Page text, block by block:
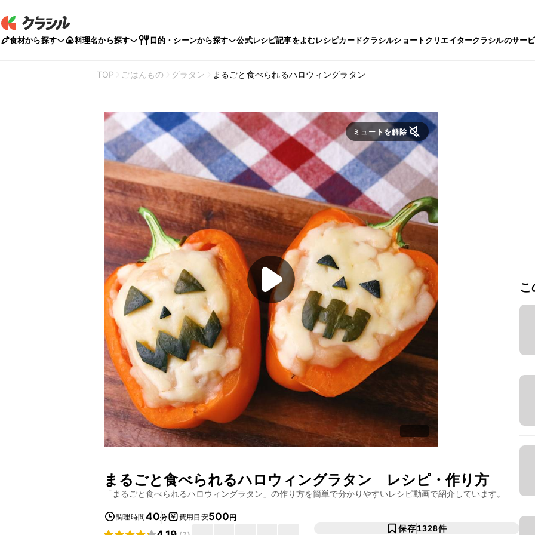
食材から探す 料理名から探す 目的・シーンから探す 公式レシピ記事をよむレシピカードクラシルショートクリエイタークラシルのサー
TOP ごはんもの グラタン まるごと食べられるハロウィングラタン
ミュートを解除
まるごと食べられるハロウィングラタン レシピ・作り方
「 まるごと食べられるハロウィングラタン 」の作り方を簡単で分かりやすいレシピ動画で紹介しています。
調理時間40分 費用目安500円
保存1328件